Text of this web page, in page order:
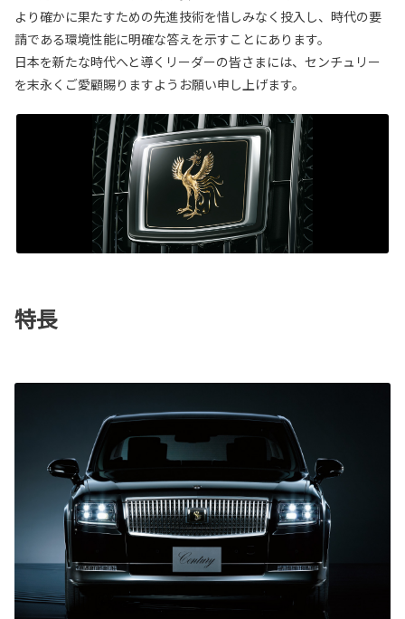
より確かに果たすための先進技術を惜しみなく投入し、時代の要
請である環境性能に明確な答えを示すことにあります。
日本を新たな時代へと導くリーダーの皆さまには、センチュリー
を末永くご愛顧賜りますようお願い申し上げます。
特長